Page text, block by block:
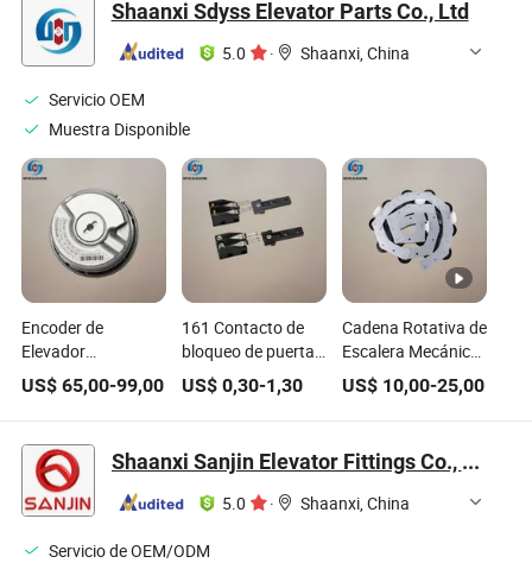
ascensor
Shaanxi Sdyss Elevator Parts Co., Ltd
5.0 · Shaanxi, China
Servicio OEM
Muestra Disponible
Encoder de
Elevador
Heidenhain
Ern1387204862s14
- 70 Máquina de
Tracción Sincrónica
50% piezas de
elevador del
Encoder
Heidenhain
US$65,00-99,00
161 Contacto de
bloqueo de puerta
de aterrizaje del
elevador,
interruptor de
secundaria,
contacto fijo-móvil,
tipo T - Mitsubishi
Ot*S pieza de
US$ 0,30-1,30
Cadena Rotativa de
Escalera Mecánica
Shenlong - Cadena
de Giro de
Pasamanos Swe
Bloque de Polea y
Placa de Metal -
Parte de Repuesto
US$ 10,00-25,00
Shaanxi Sanjin Elevator Fittings Co., Ltd.
5.0 · Shaanxi, China
Servicio de OEM/ODM